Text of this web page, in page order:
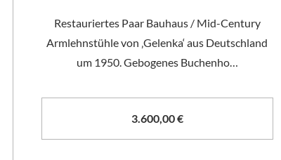
Restauriertes Paar Bauhaus / Mid-Century
Armlehnstühle von ‚Gelenka‘ aus Deutschland
um 1950. Gebogenes Buchenho…
3.600,00€